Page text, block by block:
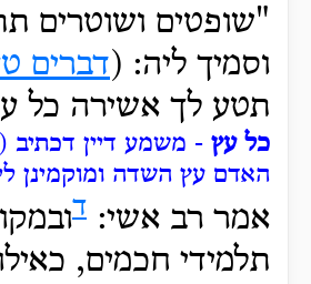
"שופטים ושוטרים
וסמיך ליה: (דברים
תטע לך אשירה כל
כל עץ - משמע דיין דכתיב (
האדם עץ השדה ומוקמינן
אמר רב אשי: ד
תלמידי חכמים,